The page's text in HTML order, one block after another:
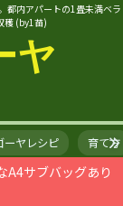
都内アパートの1畳未満ベラ
穫 (by1苗)
ヤ
ーヤレシピ 育て方
A4サブバッグあり